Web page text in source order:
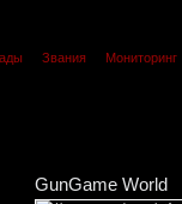
Звания Мониторинг
GunGame World